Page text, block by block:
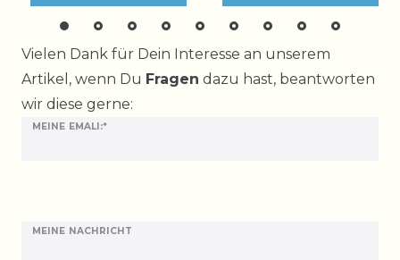
Vielen Dank für Dein Interesse an unserem
Artikel, wenn Du Fragen dazu hast, beantworten
wir diese gerne:
MEINE EMALI:*
MEINE NACHRICHT
Ceres::Template.mailFormHoneypotLabel